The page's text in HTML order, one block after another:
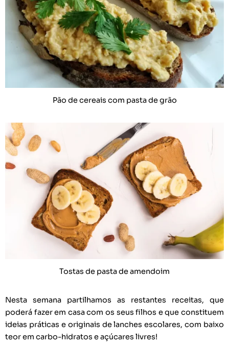
Pão de cereais com pasta de grão
Tostas de pasta de amendoim
Nesta semana partilhamos as restantes receitas, que
poderá fazer em casa com os seus filhos e que constituem
ideias práticas e originais de lanches escolares, com baixo
teor em carbo-hidratos e açúcares livres!